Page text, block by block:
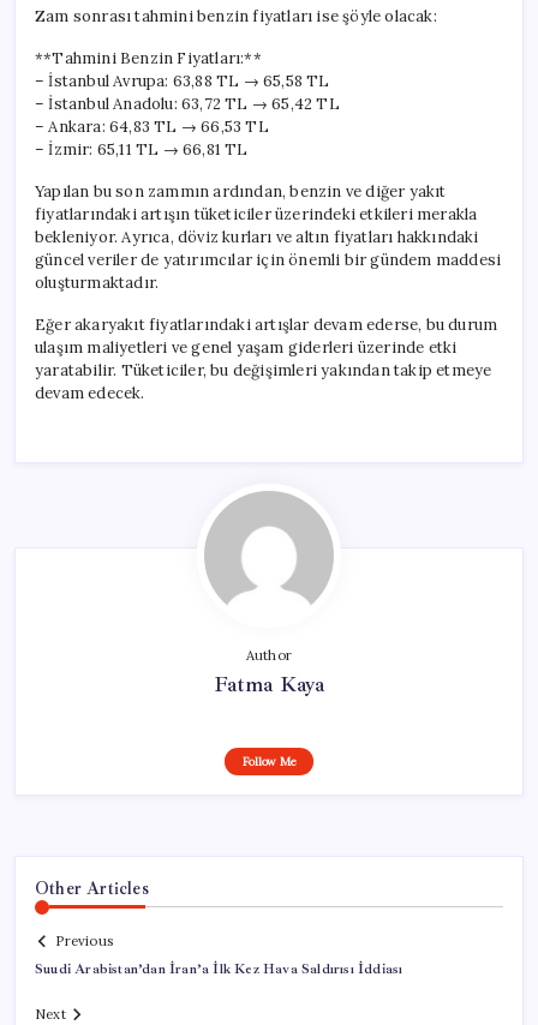
Zam sonrası tahmini benzin fiyatları ise şöyle olacak:
**Tahmini Benzin Fiyatları:**
– İstanbul Avrupa: 63,88 TL → 65,58 TL
– İstanbul Anadolu: 63,72 TL → 65,42 TL
– Ankara: 64,83 TL → 66,53 TL
– İzmir: 65,11 TL → 66,81 TL
Yapılan bu son zammın ardından, benzin ve diğer yakıt
fiyatlarındaki artışın tüketiciler üzerindeki etkileri merakla
bekleniyor. Ayrıca, döviz kurları ve altın fiyatları hakkındaki
güncel veriler de yatırımcılar için önemli bir gündem maddesi
oluşturmaktadır.
Eğer akaryakıt fiyatlarındaki artışlar devam ederse, bu durum
ulaşım maliyetleri ve genel yaşam giderleri üzerinde etki
yaratabilir. Tüketiciler, bu değişimleri yakından takip etmeye
devam edecek.
Author
Fatma Kaya
Follow Me
Other Articles
Previous
Suudi Arabistan’dan İran’a İlk Kez Hava Saldırısı İddiası
Next